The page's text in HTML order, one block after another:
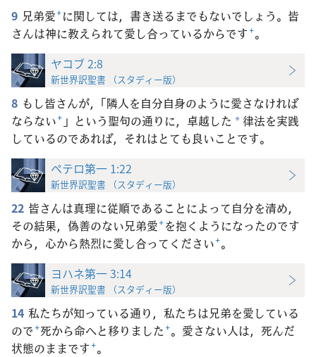
9 兄弟愛+に関しては，書き送るまでもないでしょう。皆
さんは神に教えられて愛し合っているからです+。
ヤコブ 2:8
新世界訳聖書 （スタディー版）
8 もし皆さんが，「隣人を自分自身のように愛さなければ
ならない+ 」という聖句の通りに，卓越した * 律法を実践
しているのであれば，それはとても良いことです。
ペテロ第一 1:22
新世界訳聖書 （スタディー版）
22 皆さんは真理に従順であることによって自分を清め，
その結果，偽善のない兄弟愛+を抱くようになったのです
から，心から熱烈に愛し合ってください+。
ヨハネ第一 3:14
新世界訳聖書 （スタディー版）
14 私たちが知っている通り，私たちは兄弟を愛している
ので+死から命へと移りました+。愛さない人は，死んだ
状態のままです+。